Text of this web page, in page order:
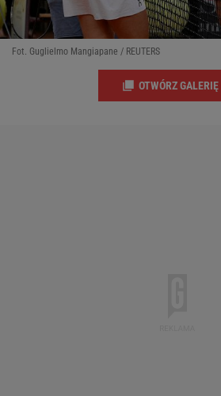
Fot. Guglielmo Mangiapane / REUTERS
OTWÓRZ GALERIĘ